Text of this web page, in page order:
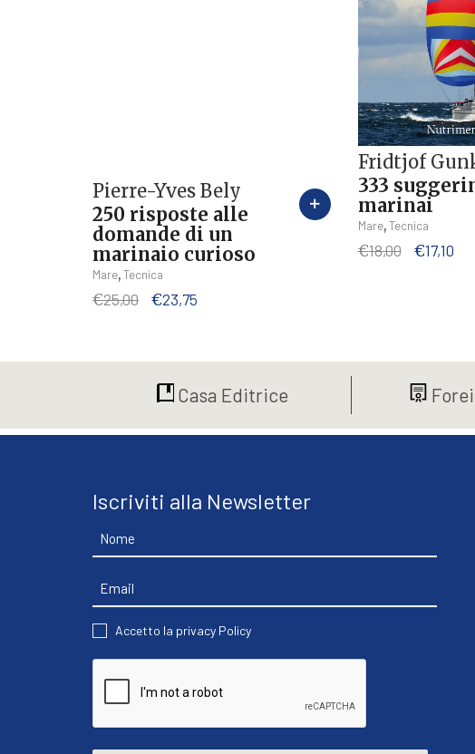
Pierre-Yves Bely
250 risposte alle
domande di un
marinaio curioso
Mare,Tecnica
€25,00
Il
era:
€23,75
è:
Fridtjof
333
marinai
Mare,Tecnica
€18,00
Il
€17,10Il
Casa Editrice
Iscriviti alla Newsletter
Nome
Email
CONSENT
Accetto la privacy Policy